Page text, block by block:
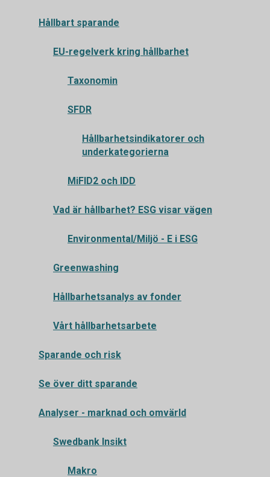
Hållbart sparande
EU-regelverk kring hållbarhet
Taxonomin
SFDR
Hållbarhetsindikatorer och
underkategorierna
MiFID2 och IDD
Vad är hållbarhet? ESG visar vägen
Environmental/Miljö - E i ESG
Greenwashing
Hållbarhetsanalys av fonder
Vårt hållbarhetsarbete
Sparande och risk
Se över ditt sparande
Analyser - marknad och omvärld
Swedbank Insikt
Makro